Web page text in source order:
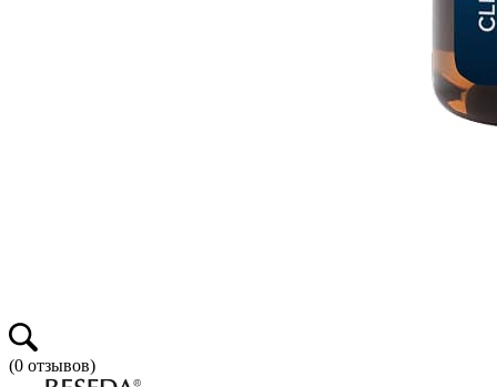
(0 отзывов)